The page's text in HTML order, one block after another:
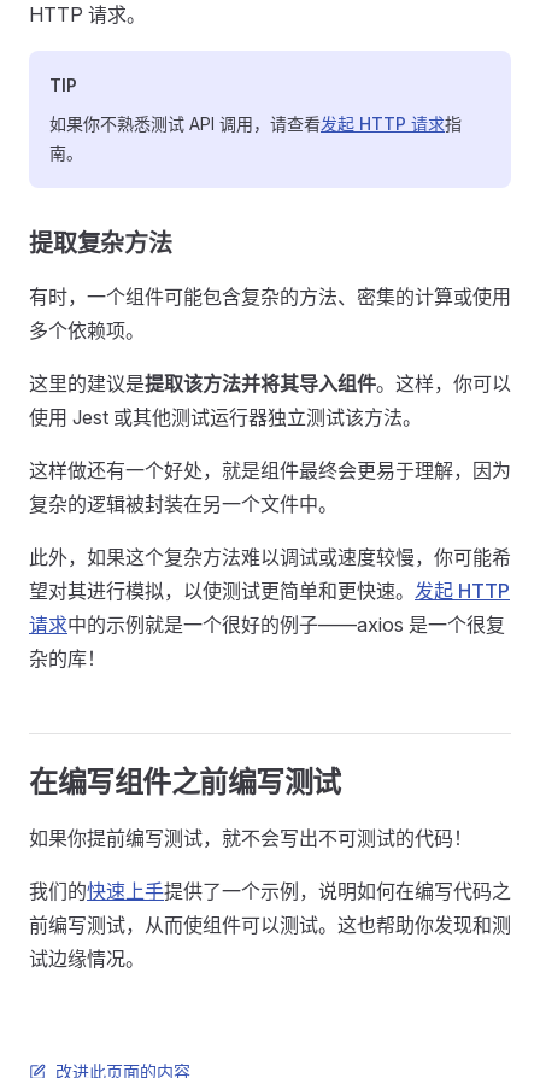
HTTP 请求。
TIP
如果你不熟悉测试 API 调用，请查看发起 HTTP 请求指
南。
提取复杂方法
有时，一个组件可能包含复杂的方法、密集的计算或使用
多个依赖项。
这里的建议是提取该方法并将其导入组件。这样，你可以
使用 Jest 或其他测试运行器独立测试该方法。
这样做还有一个好处，就是组件最终会更易于理解，因为
复杂的逻辑被封装在另一个文件中。
此外，如果这个复杂方法难以调试或速度较慢，你可能希
望对其进行模拟，以使测试更简单和更快速。 发起 HTTP
请求中的示例就是一个很好的例子——axios 是一个很复
杂的库！
在编写组件之前编写测试
如果你提前编写测试，就不会写出不可测试的代码！
我们的快速上手提供了一个示例，说明如何在编写代码之
前编写测试，从而使组件可以测试。这也帮助你发现和测
试边缘情况。
改进此页面的内容